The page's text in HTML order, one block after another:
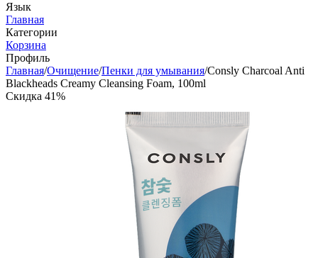
Язык
Главная
Категории
Корзина
Профиль
Главная/Очищение/Пенки для умывания/Consly Charcoal Anti
Blackheads Creamy Cleansing Foam, 100ml
Скидка 41%